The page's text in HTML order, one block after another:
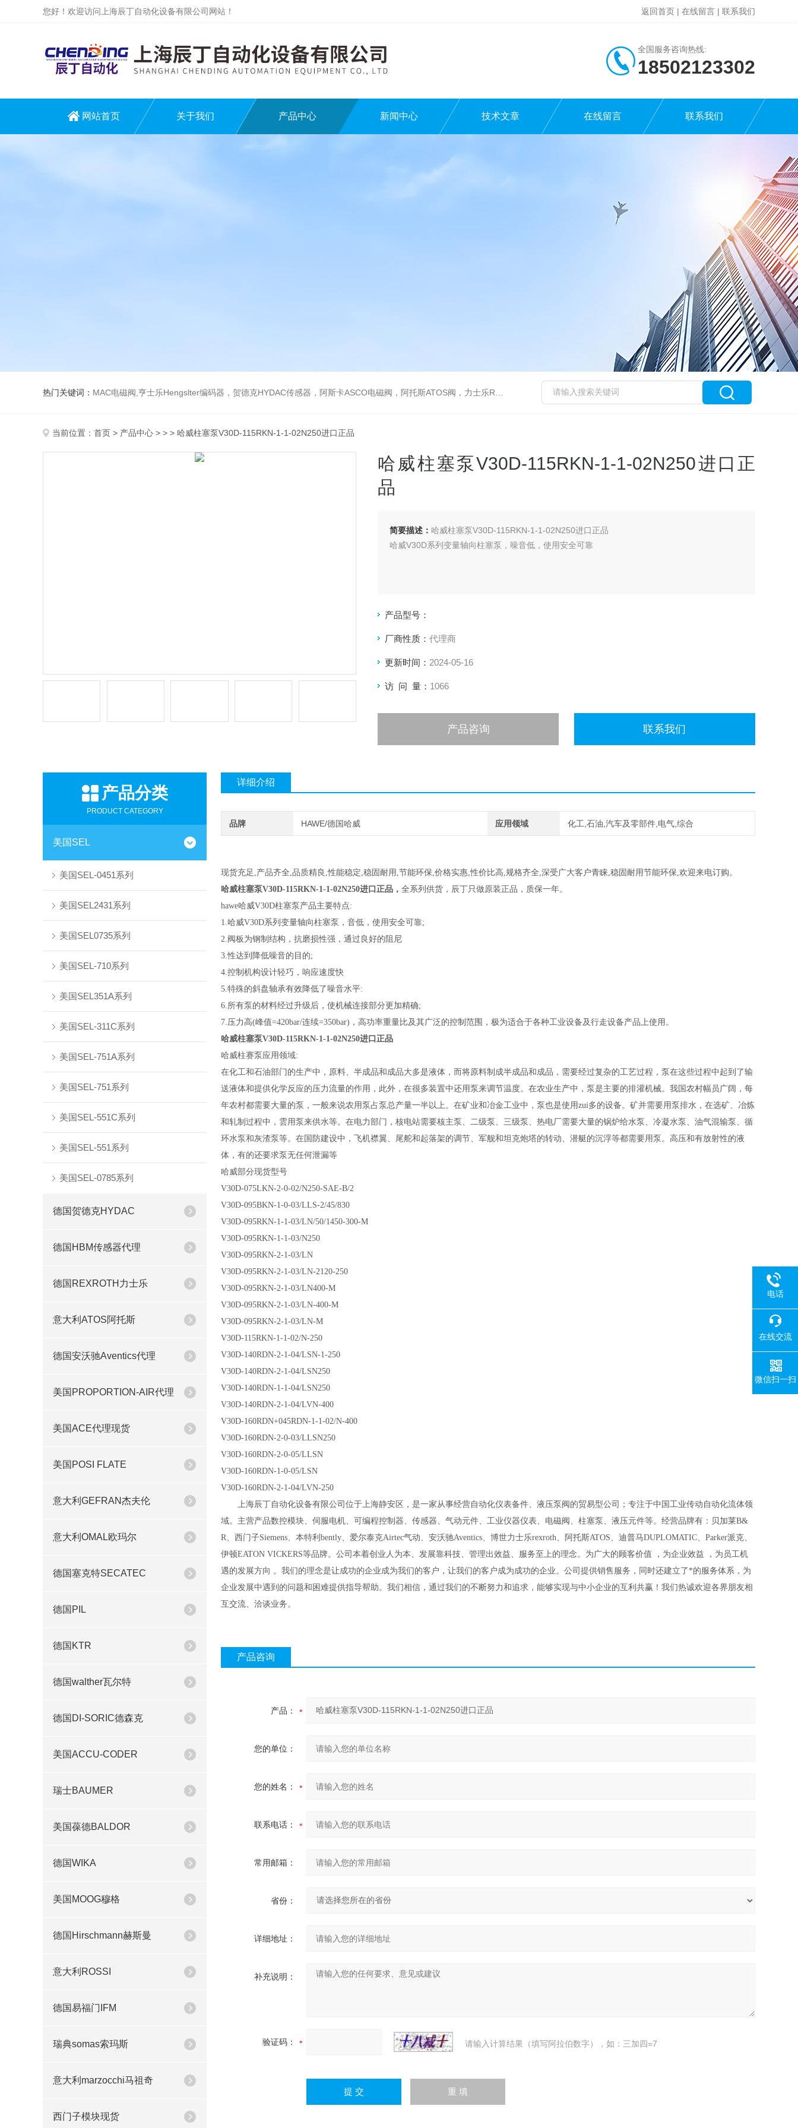
您好！欢迎访问上海辰丁自动化设备有限公司网站！ 返回首页 | 在线留言 | 联系我们
全国服务咨询热线:
18502123302
网站首页 关于我们 产品中心 新闻中心 技术文章 在线留言 联系我们
热门关键词： MAC电磁阀,亨士乐Hengslter编码器，贺德克HYDAC传感器，阿斯卡ASCO电磁阀，阿托斯ATOS阀，力士乐Rexroth泵，爱普EPRO传感器，穆格MOOG伺服阀，宝德BURKERT电磁阀，倍加福P F传感器
当前位置： 首页 > 产品中心 > > > 哈威柱塞泵V30D-115RKN-1-1-02N250进口正品
哈威柱塞泵V30D-115RKN-1-1-02N250进口正
品
简要描述： 哈威柱塞泵V30D-115RKN-1-1-02N250进口正品
哈威V30D系列变量轴向柱塞泵，噪音低，使用安全可靠
产品型号：
厂商性质： 代理商
更新时间： 2024-05-16
访 问 量： 1066
产品咨询 联系我们
产品分类
PRODUCT CATEGORY
美国SEL
美国SEL-0451系列
美国SEL2431系列
美国SEL0735系列
美国SEL-710系列
美国SEL351A系列
美国SEL-311C系列
美国SEL-751A系列
美国SEL-751系列
美国SEL-551C系列
美国SEL-551系列
美国SEL-0785系列
德国贺德克HYDAC
德国HBM传感器代理
德国REXROTH力士乐
意大利ATOS阿托斯
德国安沃驰Aventics代理
美国PROPORTION-AIR代理
美国ACE代理现货
美国POSI FLATE
意大利GEFRAN杰夫伦
意大利OMAL欧玛尔
德国塞克特SECATEC
德国PIL
德国KTR
德国walther瓦尔特
德国DI-SORIC德森克
美国ACCU-CODER
瑞士BAUMER
美国葆德BALDOR
德国WIKA
美国MOOG穆格
德国Hirschmann赫斯曼
意大利ROSSI
德国易福门IFM
瑞典somas索玛斯
意大利marzocchi马祖奇
西门子模块现货
详细介绍
品牌 HAWE/德国哈威 应用领域 化工,石油,汽车及零部件,电气,综合
现货充足,产品齐全,品质精良,性能稳定,稳固耐用,节能环保,价格实惠,性价比高,规格齐全,深受广大客户青睐,稳固耐用节能环保,欢迎来电订购。
哈威柱塞泵V30D-115RKN-1-1-02N250进口正品， 全系列供货，辰丁只做原装正品，质保一年。
hawe哈威V30D柱塞泵产品主要特点:
1.哈威V30D系列变量轴向柱塞泵，音低，使用安全可靠;
2.阀板为钢制结构，抗磨损性强，通过良好的阻尼
3.性达到降低噪音的目的;
4.控制机构设计轻巧，响应速度快
5.特殊的斜盘轴承有效降低了噪音水平:
6.所有泵的材料经过升级后，使机械连接部分更加精确;
7.压力高(峰值=420bar/连续=350bar)，高功率重量比及其广泛的控制范围，极为适合于各种工业设备及行走设备产品上使用。
哈威柱塞泵V30D-115RKN-1-1-02N250进口正品
哈威柱赛泵应用领域:
在化工和石油部门的生产中，原料、半成品和成品大多是液体，而将原料制成半成品和成品，需要经过复杂的工艺过程，泵在这些过程中起到了输
送液体和提供化学反应的压力流量的作用，此外，在很多装置中还用泵来调节温度。在农业生产中，泵是主要的排灌机械。我国农村幅员广阔，每
年农村都需要大量的泵，一般来说农用泵占泵总产量一半以上。在矿业和冶金工业中，泵也是使用zui多的设备。矿并需要用泵排水，在选矿、冶炼
和轧制过程中，雲用泵来供水等。在电力部门，核电站需要核主泵、二级泵、三级泵、热电厂需要大量的锅炉给水泵、冷凝水泵、油气混输泵、循
环水泵和灰渣泵等。在国防建设中，飞机襟翼、尾舵和起落架的调节、军舰和坦克炮塔的转动、潜艇的沉浮等都需要用泵。高压和有放射性的液
体，有的还要求泵无任何泄漏等
哈威部分现货型号
V30D-075LKN-2-0-02/N250-SAE-B/2
V30D-095BKN-1-0-03/LLS-2/45/830
V30D-095RKN-1-1-03/LN/50/1450-300-M
V30D-095RKN-1-1-03/N250
V30D-095RKN-2-1-03/LN
V30D-095RKN-2-1-03/LN-2120-250
V30D-095RKN-2-1-03/LN400-M
V30D-095RKN-2-1-03/LN-400-M
V30D-095RKN-2-1-03/LN-M
V30D-115RKN-1-1-02/N-250
V30D-140RDN-2-1-04/LSN-1-250
V30D-140RDN-2-1-04/LSN250
V30D-140RDN-1-1-04/LSN250
V30D-140RDN-2-1-04/LVN-400
V30D-160RDN+045RDN-1-1-02/N-400
V30D-160RDN-2-0-03/LLSN250
V30D-160RDN-2-0-05/LLSN
V30D-160RDN-1-0-05/LSN
V30D-160RDN-2-1-04/LVN-250
上海辰丁自动化设备有限公司位于上海静安区，是一家从事经营自动化仪表备件、液压泵阀的贸易型公司；专注于中国工业传动自动化流体领
域。主营产品数控模块、伺服电机、可编程控制器、传感器、气动元件、工业仪器仪表、电磁阀、柱塞泵、液压元件等。经营品牌有：贝加莱B&
R、西门子Siemens、本特利bently、爱尔泰克Airtec气动、安沃驰Aventics、博世力士乐rexroth、阿托斯ATOS、迪普马DUPLOMATIC、Parker派克、
伊顿EATON VICKERS等品牌。公司本着创业人为本、发展靠科技、管理出效益、服务至上的理念。为广大的顾客价值
，为企业效益
，为员工机
遇的发展方向 。我们的理念是让成功的企业成为我们的客户，让我们的客户成为成功的企业。公司提供销售服务，同时还建立了*的服务体系，为
企业发展中遇到的问题和困难提供指导帮助。我们相信，通过我们的不断努力和追求，能够实现与中小企业的互利共赢！我们热诚欢迎各界朋友相
互交流、洽谈业务。
产品咨询
产品：
您的单位：
您的姓名：
联系电话：
常用邮箱：
省份：
详细地址：
补充说明：
验证码： 请输入计算结果（填写阿拉伯数字），如：三加四=7
电话
在线交流
微信扫一扫